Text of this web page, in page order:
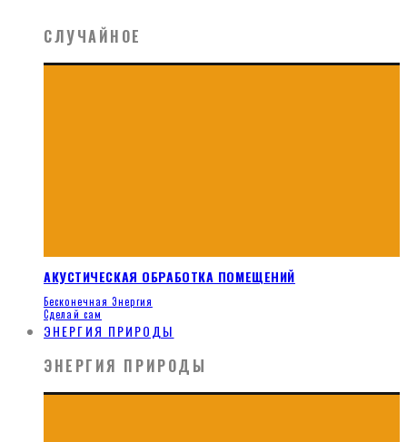
СЛУЧАЙНОЕ
АКУСТИЧЕСКАЯ ОБРАБОТКА ПОМЕЩЕНИЙ
Бесконечная Энергия
Сделай сам
ЭНЕРГИЯ ПРИРОДЫ
ЭНЕРГИЯ ПРИРОДЫ